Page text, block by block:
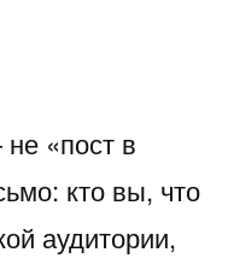
«пост в
кто вы, что
аудитории,